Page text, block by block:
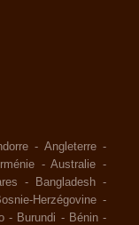
- Angleterre -
-Australie -
- Bangladesh -
Herzégovine -
- Burundi - Bénin -